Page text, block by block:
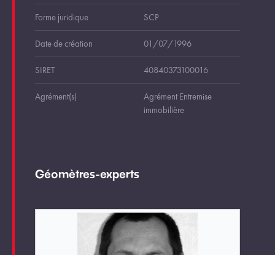
Forme juridique SCP
Date de création 01/07/1996
SIRET 40840373100016
Agrément(s)
Agrément Entremise
immobilière
Géomètres-experts